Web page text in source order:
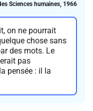
Sciences humaines, 1966
on ne pourrait
chose sans
des mots. Le
pas
pensée : il la